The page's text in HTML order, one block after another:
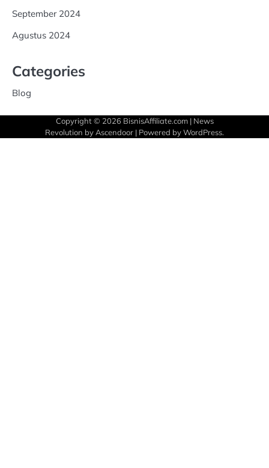
September 2024
Agustus 2024
Categories
Blog
Copyright © 2026 BisnisAffiliate.com| News
Revolution by Ascendoor | Powered byWordPress.